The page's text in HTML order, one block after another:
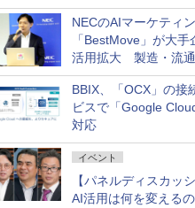
化サービスを提供
NECのAIマーケティ
「BestMove」が大手
活用拡大 製造・流通
企業・広告代理店な
フェーズへ
BBIX、「OCX」の接
ビスで「Google
対応
イベント
【パネルディスカッシ
AI活用は何を変える